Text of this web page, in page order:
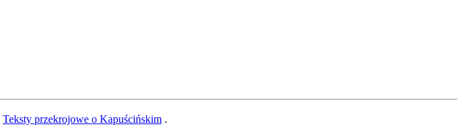
Teksty przekrojowe o Kapuścińskim .